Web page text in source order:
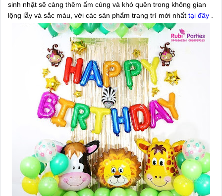
sinh nhật sẽ càng thêm ấm cúng và khó quên trong không gian
lộng lẫy và sắc màu, với các sản phẩm trang trí mới nhất tại đây